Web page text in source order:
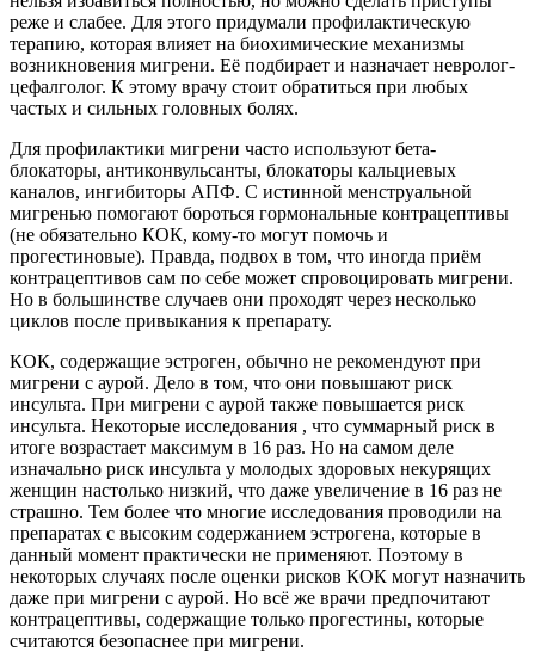
реже и слабее. Для этого придумали профилактическую
терапию, которая влияет на биохимические механизмы
возникновения мигрени. Её подбирает и назначает невролог-
цефалголог. К этому врачу стоит обратиться при любых
частых и сильных головных болях.
Для профилактики мигрени часто используют бета-
блокаторы, антиконвульсанты, блокаторы кальциевых
каналов, ингибиторы АПФ. C истинной менструальной
мигренью помогают бороться гормональные контрацептивы
(не обязательно КОК, кому-то могут помочь и
прогестиновые). Правда, подвох в том, что иногда приём
контрацептивов сам по себе может спровоцировать мигрени.
Но в большинстве случаев они проходят через несколько
циклов после привыкания к препарату.
КОК, содержащие эстроген, обычно не рекомендуют при
мигрени с аурой. Дело в том, что они повышают риск
инсульта. При мигрени с аурой также повышается риск
инсульта. Некоторые исследования , что суммарный риск в
итоге возрастает максимум в 16 раз. Но на самом деле
изначально риск инсульта у молодых здоровых некурящих
женщин настолько низкий, что даже увеличение в 16 раз не
страшно. Тем более что многие исследования проводили на
препаратах с высоким содержанием эстрогена, которые в
данный момент практически не применяют. Поэтому в
некоторых случаях после оценки рисков КОК могут назначить
даже при мигрени с аурой. Но всё же врачи предпочитают
контрацептивы, содержащие только прогестины, которые
считаются безопаснее при мигрени.